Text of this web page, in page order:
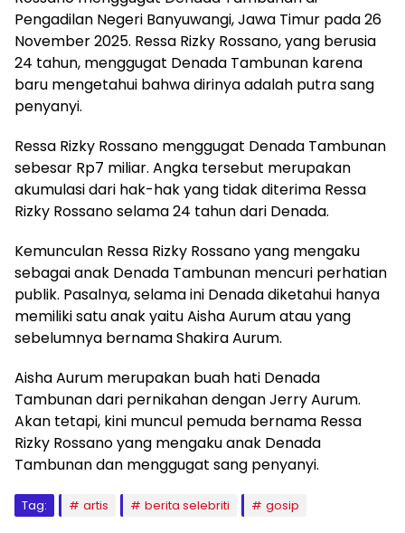
Pengadilan Negeri Banyuwangi, Jawa Timur pada 26
November 2025. Ressa Rizky Rossano, yang berusia
24 tahun, menggugat Denada Tambunan karena
baru mengetahui bahwa dirinya adalah putra sang
penyanyi.
Ressa Rizky Rossano menggugat Denada Tambunan
sebesar Rp7 miliar. Angka tersebut merupakan
akumulasi dari hak-hak yang tidak diterima Ressa
Rizky Rossano selama 24 tahun dari Denada.
Kemunculan Ressa Rizky Rossano yang mengaku
sebagai anak Denada Tambunan mencuri perhatian
publik. Pasalnya, selama ini Denada diketahui hanya
memiliki satu anak yaitu Aisha Aurum atau yang
sebelumnya bernama Shakira Aurum.
Aisha Aurum merupakan buah hati Denada
Tambunan dari pernikahan dengan Jerry Aurum.
Akan tetapi, kini muncul pemuda bernama Ressa
Rizky Rossano yang mengaku anak Denada
Tambunan dan menggugat sang penyanyi.
Tag: artis berita selebriti gosip